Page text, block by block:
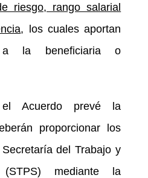
riesgo, rango salarial
, los cuales aportan
a la beneficiaria o
Acuerdo prevé la
proporcionar los
del Trabajo y
mediante la